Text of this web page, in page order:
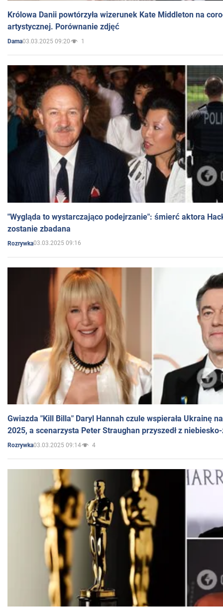
Królowa Danii powtórzyła wizerunek Kate Middleton na
artystycznej. Porównanie zdjęć
Dama03.03.2025 09:20 1
"Wygląda to wystarczająco podejrzanie": śmierć aktora
zostanie zbadana
Rozrywka03.03.2025 09:16
Gwiazda "Kill Billa" Daryl Hannah czule wspierała Ukrainę
2025, a scenarzysta Peter Straughan przyszedł z
Rozrywka03.03.2025 09:14 4